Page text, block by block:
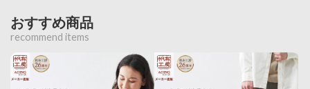
おすすめ商品
recommend items